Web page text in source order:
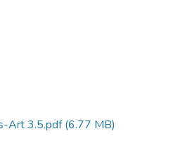
Art 3.5.pdf(6.77 MB)